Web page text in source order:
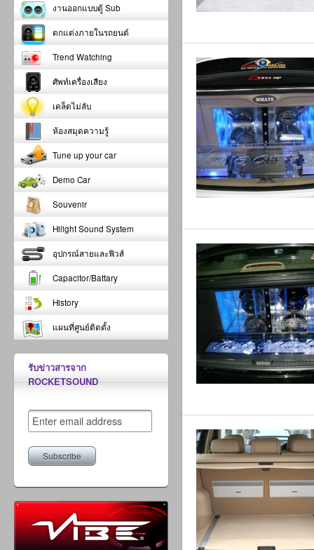
งานออกแบบตู้ Sub
ตกแต่งภายในรถยนต์
Trend Watching
ศัพท์เครื่องเสียง
เคล็ดไม่ลับ
ห้องสมุดความรู้
Tune up your car
Demo Car
Souvenir
Hilight Sound System
อุปกรณ์สายและฟิวส์
Capacitor/Battary
History
แผนที่ศูนย์ติดตั้ง
รับข่าวสารจาก
ROCKETSOUND